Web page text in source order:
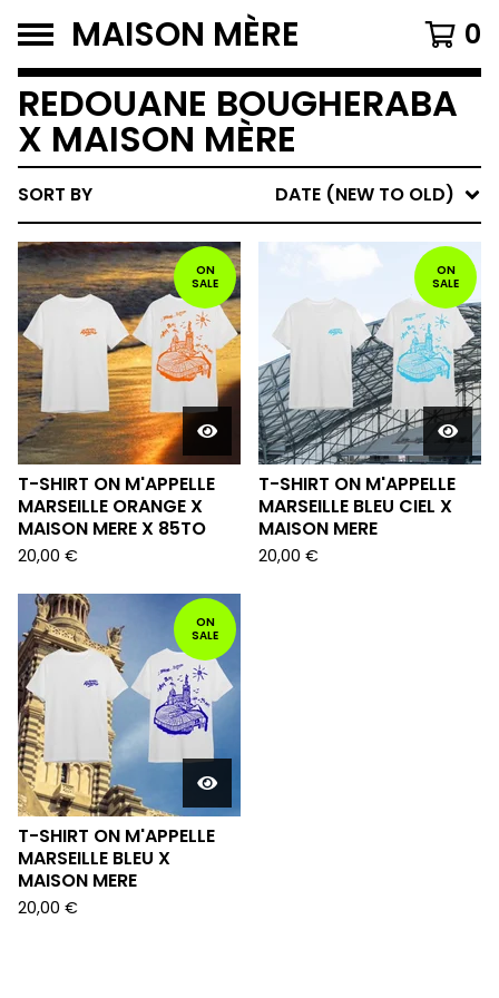
MAISON MÈRE 0
REDOUANE BOUGHERABA
X MAISON MÈRE
SORT BY DATE (NEW TO OLD)
ON
SALE
T-SHIRT ON M'APPELLE
MARSEILLE ORANGE X
MAISON MERE X 85TO
20,00 €
ON
SALE
T-SHIRT ON M'APPELLE
MARSEILLE BLEU CIEL X
MAISON MERE
20,00 €
ON
SALE
T-SHIRT ON M'APPELLE
MARSEILLE BLEU X
MAISON MERE
20,00 €